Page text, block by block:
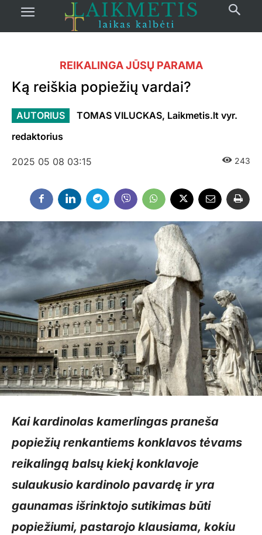
REIKALINGA JŪSŲ PARAMA
Ką reiškia popiežių vardai?
AUTORIUS
TOMAS VILUCKAS, Laikmetis.lt vyr.
redaktorius
2025 05 08 03:15 243
Kai kardinolas kamerlingas praneša
popiežių renkantiems konklavos tėvams
reikalingą balsų kiekį konklavoje
sulaukusio kardinolo pavardę ir yra
gaunamas išrinktojo sutikimas būti
popiežiumi, pastarojo klausiama, kokiu